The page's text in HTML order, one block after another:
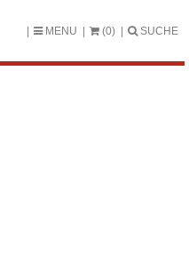
MENU (0) SUCHE